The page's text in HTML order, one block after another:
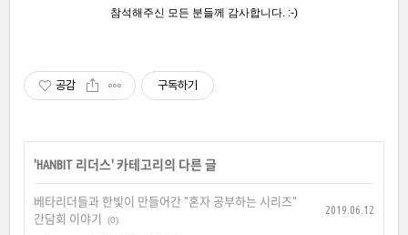
참석해주신 모든 분들께 감사합니다. :-)
공감 구독하기
'HANBIT 리더스' 카테고리의 다른 글
베타리더들과 한빛이 만들어간 "혼자 공부하는 시리즈"
간담회 이야기
(0)
2019.06.12